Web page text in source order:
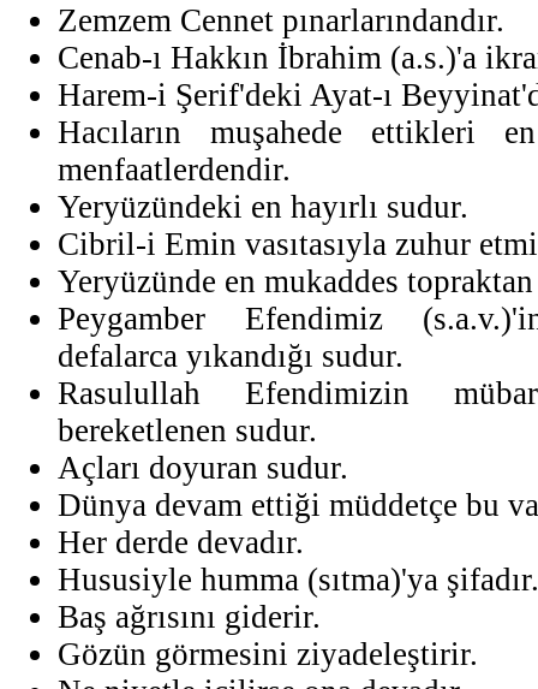
Zemzem Cennet pınarlarındandır.
Cenab-ı Hakkın İbrahim (a.s.)'a
Harem-i Şerif'deki Ayat-ı
Hacıların muşahede ettikleri
menfaatlerdendir.
Yeryüzündeki en hayırlı sudur.
Cibril-i Emin vasıtasıyla zuhur
Yeryüzünde en mukaddes
Peygamber Efendimiz
defalarca yıkandığı sudur.
Rasulullah Efendimizin
bereketlenen sudur.
Açları doyuran sudur.
Dünya devam ettiği müddetçe bu
Her derde devadır.
Hususiyle humma (sıtma)'ya şifadır.
Baş ağrısını giderir.
Gözün görmesini ziyadeleştirir.